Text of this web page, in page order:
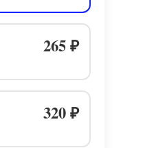
265 ₽
320 ₽